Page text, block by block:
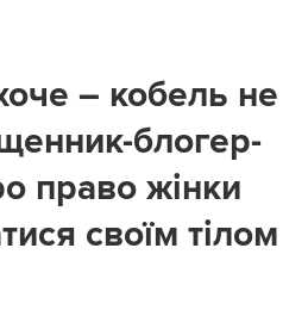
– кобель не
блогер-
право жінки
своїм тілом